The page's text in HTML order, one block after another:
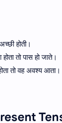
होती।
तो पास हो जाते।
तो वह अवश्य आता।